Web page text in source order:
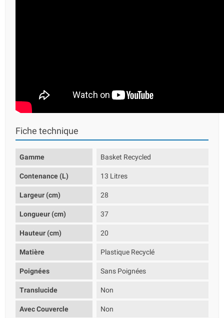
Fiche technique
Gamme Basket Recycled
Contenance (L) 13 Litres
Largeur (cm) 28
Longueur (cm) 37
Hauteur (cm) 20
Matière Plastique Recyclé
Poignées Sans Poignées
Translucide Non
Avec Couvercle Non